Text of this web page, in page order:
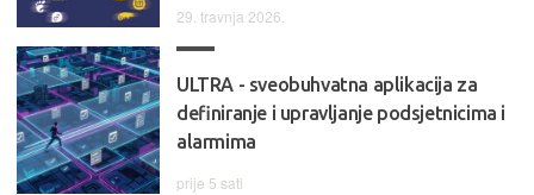
29. travnja 2026.
ULTRA - sveobuhvatna aplikacija za
definiranje i upravljanje podsjetnicima i
alarmima
prije 5 sati